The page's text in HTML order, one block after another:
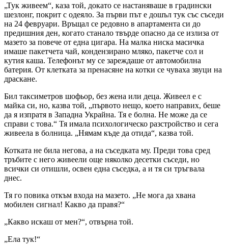
„Тук живеем“, каза той, докато се настаняваше в градински
шезлонг, покрит с одеяло. За първи път е дошъл тук със съседи
на 24 февруари. Връщал се редовно в апартамента си до
предишния ден, когато станало твърде опасно да се излиза от
мазето за повече от една цигара. На малка ниска масичка
имаше пакетчета чай, кондензирано мляко, пакетче сол и
кутия каша. Телефонът му се зареждаше от автомобилна
батерия. От клетката за пренасяне на котки се чуваха звуци на
драскане.
Бил таксиметров шофьор, без жена или деца. Живеел е с
майка си, но, казва той, „първото нещо, което направих, беше
да я изпратя в Западна Украйна. Тя е болна. Не може да се
справи с това.“ Тя имала психологическо разстройство и сега
живеела в болница. „Нямам къде да отида“, казва той.
Котката не била негова, а на съседката му. Преди това сред
тръбите с него живеели още няколко десетки съседи, но
всички си отишли, освен една съседка, а и тя си тръгвала
днес.
Тя го повика откъм входа на мазето. „Не мога да хвана
мобилен сигнал! Какво да правя?“
„Какво искаш от мен?“, отвърна той.
„Ела тук!“